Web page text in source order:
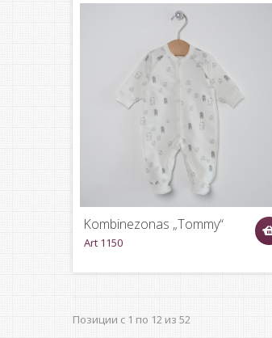
Kombinezonas „Tommy“
Art 1150
Позиции с 1 по 12 из 52